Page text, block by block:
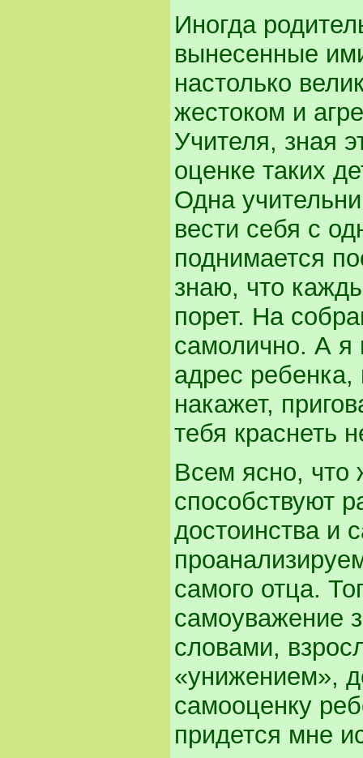
Иногда
вынесенные
настолько
жестоком и
Учителя, зная
оценке таких
Одна
вести себя с
поднимается
знаю, что
порет. На
самолично. А я
адрес ребенка,
накажет,
тебя краснеть
Всем ясно, что
способствуют
достоинства и
самого отца.
самоуважение
словами,
«унижением»,
самооценку
придется мне